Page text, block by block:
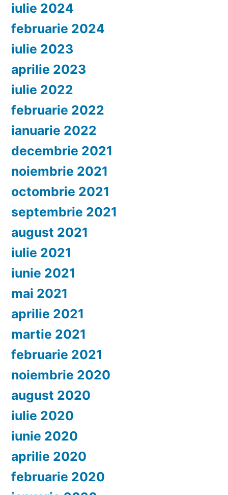
iulie 2024
februarie 2024
iulie 2023
aprilie 2023
iulie 2022
februarie 2022
ianuarie 2022
decembrie 2021
noiembrie 2021
octombrie 2021
septembrie 2021
august 2021
iulie 2021
iunie 2021
mai 2021
aprilie 2021
martie 2021
februarie 2021
noiembrie 2020
august 2020
iulie 2020
iunie 2020
aprilie 2020
februarie 2020